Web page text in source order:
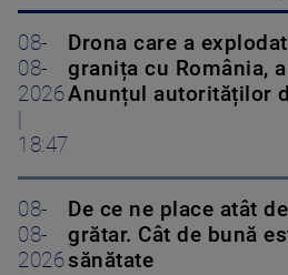
08-
08-
2026
18:47
Drona care a
granița cu România,
Anunțul autorităților
08-
08-
2026
De ce ne place atât
grătar. Cât de bună
sănătate